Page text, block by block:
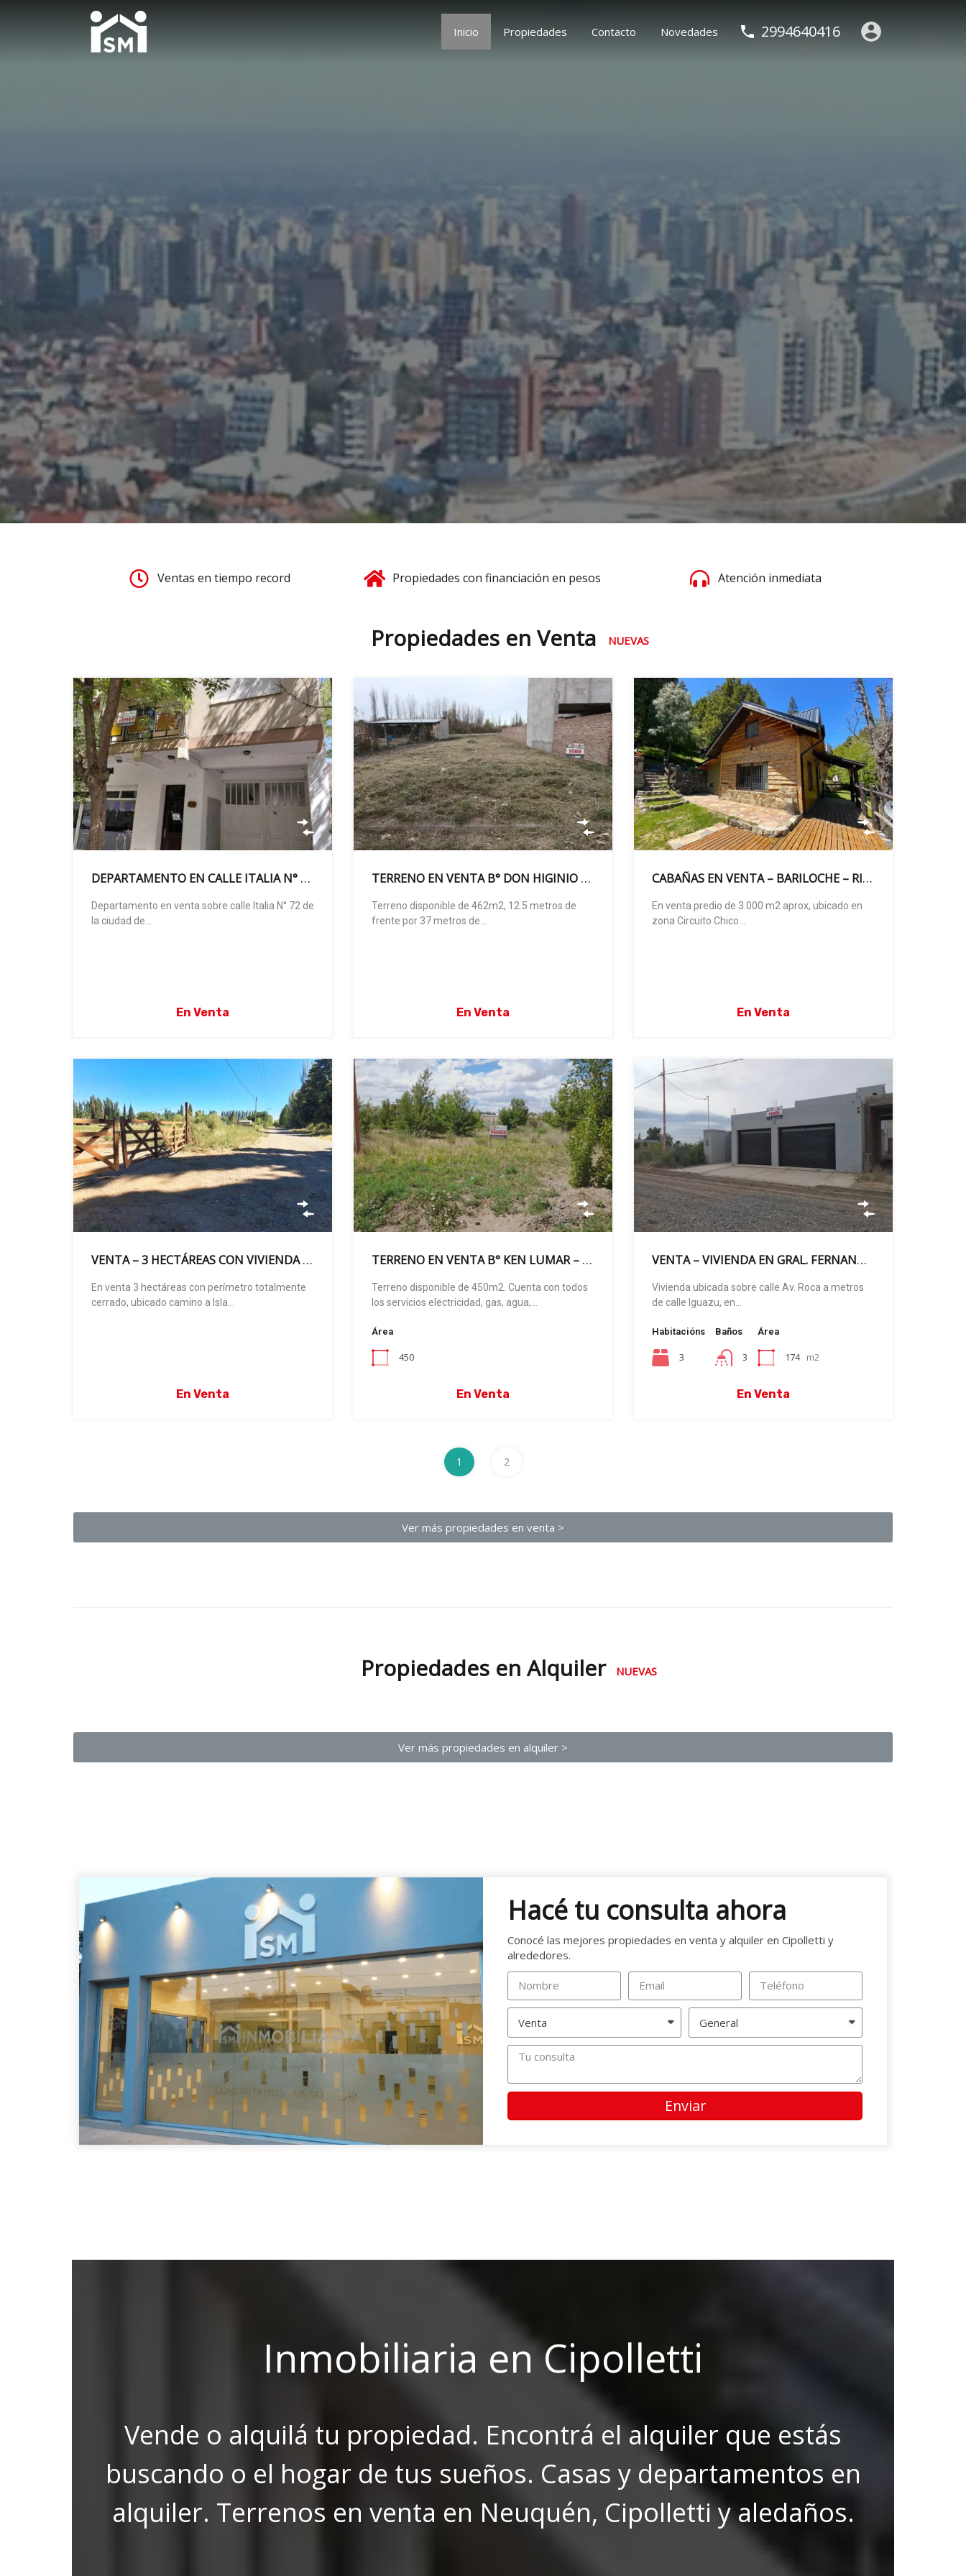
Inicio Propiedades Contacto Novedades 2994640416
Ventas en tiempo record Propiedades con financiación en pesos Atención inmediata
Propiedades en Venta NUEVAS
DEPARTAMENTO EN CALLE ITALIA N° 72 – CIPOLLETTI
Departamento en venta sobre calle Italia N° 72 de
la ciudad de…
En Venta
TERRENO EN VENTA B° DON HIGINIO III – GRAL. FERNANDEZ ORO
Terreno disponible de 462m2, 12.5 metros de
frente por 37 metros de…
En Venta
CABAÑAS EN VENTA – BARILOCHE – RIO NEGRO
En venta predio de 3.000 m2 aprox, ubicado en
zona Circuito Chico…
En Venta
VENTA – 3 HECTÁREAS CON VIVIENDA – GRAL. FERNANDEZ ORO
En venta 3 hectáreas con perímetro totalmente
cerrado, ubicado camino a Isla…
En Venta
TERRENO EN VENTA B° KEN LUMAR – GRAL. FERNANDEZ ORO
Terreno disponible de 450m2. Cuenta con todos
los servicios electricidad, gas, agua,…
Área
450
En Venta
VENTA – VIVIENDA EN GRAL. FERNANDEZ ORO.
Vivienda ubicada sobre calle Av. Roca a metros
de calle Iguazu, en…
Habitacións
3
Baños
3
Área
174 m2
En Venta
1 2
Ver más propiedades en venta >
Propiedades en Alquiler NUEVAS
Ver más propiedades en alquiler >
Hacé tu consulta ahora
Conocé las mejores propiedades en venta y alquiler en Cipolletti y
alrededores.
Enviar
Inmobiliaria en Cipolletti
Vende o alquilá tu propiedad. Encontrá el alquiler que estás
buscando o el hogar de tus sueños. Casas y departamentos en
alquiler. Terrenos en venta en Neuquén, Cipolletti y aledaños.